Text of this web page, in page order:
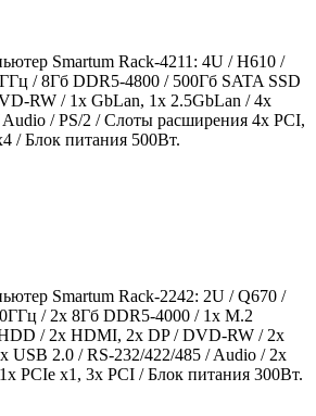
Smartum Rack-4211: 4U / H610 /
/ 8Гб DDR5-4800 / 500Гб SATA SSD
RW / 1x GbLan, 1x 2.5GbLan / 4x
/ PS/2 / Слоты расширения 4x PCI,
/ Блок питания 500Вт.
Smartum Rack-2242: 2U / Q670 /
/ 2x 8Гб DDR5-4000 / 1x M.2
/ 2x HDMI, 2x DP / DVD-RW / 2x
USB 2.0 / RS-232/422/485 / Audio / 2x
PCIe x1, 3x PCI / Блок питания 300Вт.